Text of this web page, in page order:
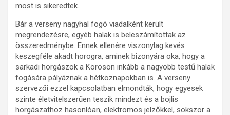
most is sikeredtek.
Bár a verseny nagyhal fogó viadalként került
megrendezésre, egyéb halak is beleszámítottak az
összeredménybe. Ennek ellenére viszonylag kevés
keszegféle akadt horogra, aminek bizonyára oka, hogy a
sarkadi horgászok a Körösön inkább a nagyobb testű halak
fogására pályáznak a hétköznapokban is. A verseny
szervezői ezzel kapcsolatban elmondták, hogy egyesek
szinte életvitelszerűen teszik mindezt és a bojlis
horgászathoz hasonlóan, elektromos jelzőkkel, sokszor a